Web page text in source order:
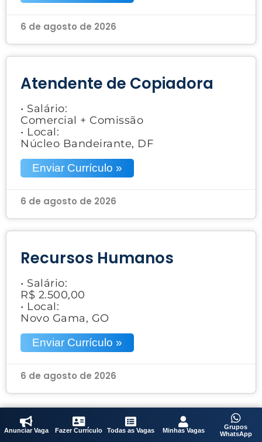
6 de agosto de 2026
Atendente de Copiadora
• Salário:
Comercial + Comissão
• Local:
Núcleo Bandeirante, DF
Enviar Currículo »
6 de agosto de 2026
Recursos Humanos
• Salário:
R$ 2.500,00
• Local:
Novo Gama, GO
Enviar Currículo »
6 de agosto de 2026
Anunciar Vaga Fazer Currículo Todas as Vagas Minhas Vagas
Grupos
WhatsApp